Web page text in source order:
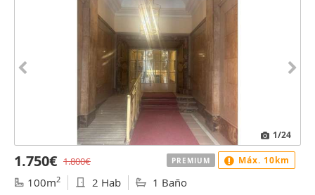
1/24
1.750€ 1.800€
100m2 2 Hab 1 Baño
PREMIUM Máx. 10km